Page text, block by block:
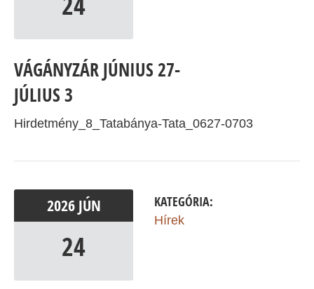
VÁGÁNYZÁR JÚNIUS 27-
JÚLIUS 3
Hirdetmény_8_Tatabánya-Tata_0627-0703
2026 JÚN
24
KATEGÓRIA:
Hírek